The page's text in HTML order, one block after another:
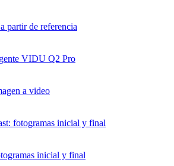
partir de referencia
VIDU Q2 Pro
a video
fotogramas inicial y final
inicial y final